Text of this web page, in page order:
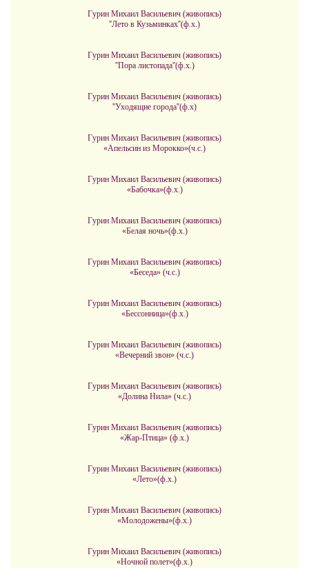
Гурин Михаил Васильевич (живопись)
''Лето в Кузьминках''(ф.х.)
Гурин Михаил Васильевич (живопись)
''Пора листопада''(ф.х.)
Гурин Михаил Васильевич (живопись)
''Уходящие города''(ф.х)
Гурин Михаил Васильевич (живопись)
«Апельсин из Морокко»(ч.с.)
Гурин Михаил Васильевич (живопись)
«Бабочка»(ф.х.)
Гурин Михаил Васильевич (живопись)
«Белая ночь»(ф.х.)
Гурин Михаил Васильевич (живопись)
«Беседа» (ч.с.)
Гурин Михаил Васильевич (живопись)
«Бессонница»(ф.х.)
Гурин Михаил Васильевич (живопись)
«Вечерний звон» (ч.с.)
Гурин Михаил Васильевич (живопись)
«Долина Нила» (ч.с.)
Гурин Михаил Васильевич (живопись)
«Жар-Птица» (ф.х.)
Гурин Михаил Васильевич (живопись)
«Лето»(ф.х.)
Гурин Михаил Васильевич (живопись)
«Молодожены»(ф.х.)
Гурин Михаил Васильевич (живопись)
«Ночной полет»(ф.х.)